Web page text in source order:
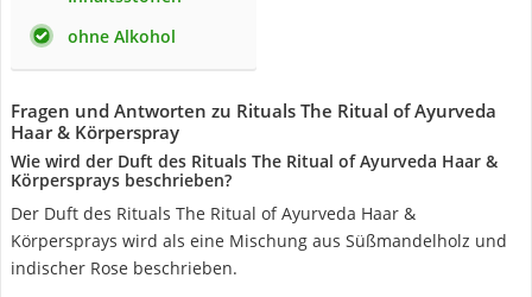
ohne Alkohol
Fragen und Antworten zu Rituals The Ritual of Ayurveda
Haar & Körperspray
Wie wird der Duft des Rituals The Ritual of Ayurveda Haar &
Körpersprays beschrieben?
Der Duft des Rituals The Ritual of Ayurveda Haar &
Körpersprays wird als eine Mischung aus Süßmandelholz und
indischer Rose beschrieben.